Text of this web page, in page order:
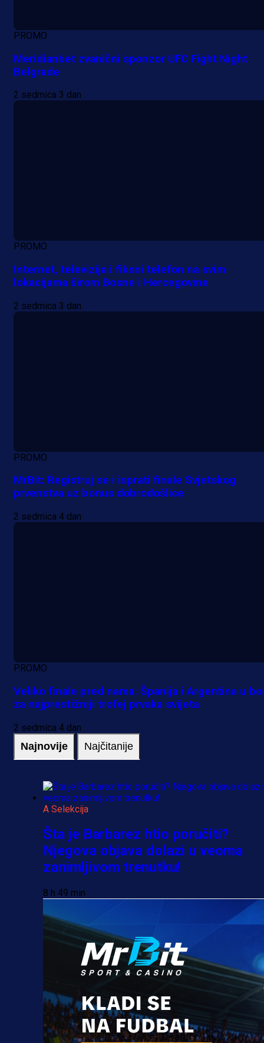
PROMO
Meridianbet zvanični sponzor UFC Fight Night
Belgrade
2 sedmica 3 dan
PROMO
Internet, televizija i fiksni telefon na svim
lokacijama širom Bosne i Hercegovine
2 sedmica 3 dan
PROMO
MrBit: Registruj se i isprati finale Svjetskog
prvenstva uz bonus dobrodošlice
2 sedmica 4 dan
PROMO
Veliko finale pred nama: Španija i Argentina u
za najprestižniji trofej prvaka svijeta
2 sedmica 4 dan
Najnovije Najčitanije
A Selekcija
Šta je Barbarez htio poručiti?
Njegova objava dolazi u veoma
zanimljivom trenutku!
8 h 49 min